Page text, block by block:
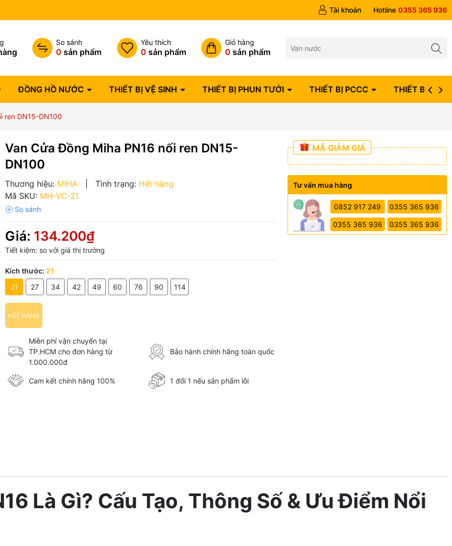
Hóa đơn VAT đầy đủ
Tài khoản Hotline 0355 365 936
So sánh
0 sản phẩm
Yêu thích
0 sản phẩm
Giỏ hàng
0 sản phẩm
ĐỒNG HỒ NƯỚC THIẾT BỊ VỆ SINH THIẾT BỊ PHUN TƯỚI THIẾT BỊ PCCC THIẾT BỊ ĐIỆN
ren DN15-DN100
Van Cửa Đồng Miha PN16 nối ren DN15-
DN100
Thương hiệu: MIHA Tình trạng: Hết hàng
Mã SKU: MH-VC-21
Giá: 134.200₫
Tiết kiệm: so với giá thị trường
Kích thước: 21
21
27 34 42 49 60 76 90 114
HẾT HÀNG
Miễn phí vận chuyển tại
TP.HCM cho đơn hàng từ
1.000.000đ
Bảo hành chính hãng toàn quốc
Cam kết chính hãng 100% 1 đổi 1 nếu sản phẩm lỗi
MÃ GIẢM GIÁ
Tư vấn mua hàng
0852 917 249 0355 365 936
0355 365 936 0355 365 936
Là Gì? Cấu Tạo, Thông Số & Ưu Điểm Nổi